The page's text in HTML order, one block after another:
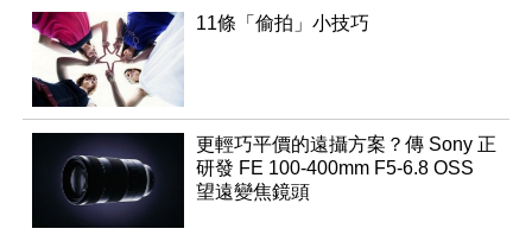
11條「偷拍」小技巧
更輕巧平價的遠攝方案？傳 Sony 正
研發 FE 100-400mm F5-6.8 OSS
望遠變焦鏡頭